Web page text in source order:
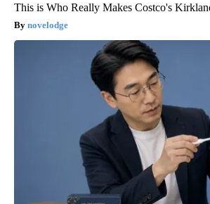
This is Who Really Makes Costco's
novelodge